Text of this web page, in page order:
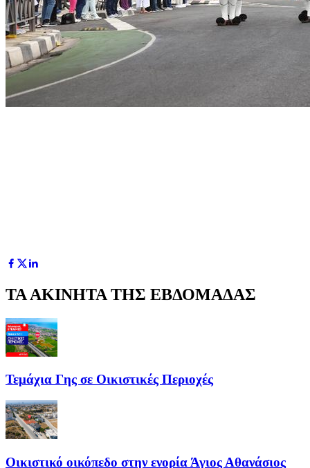
ΤΑ ΑΚΙΝΗΤΑ ΤΗΣ ΕΒΔΟΜΑΔΑΣ
Τεμάχια Γης σε Οικιστικές Περιοχές
Οικιστικό οικόπεδο στην ενορία Άγιος Αθανάσιος